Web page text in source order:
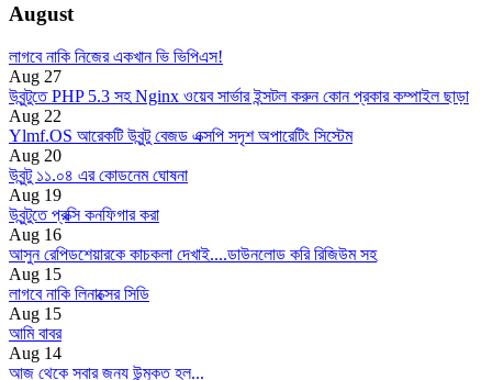
August
লাগবে নাকি নিজের একখান ভি ভিপিএস!
Aug 27
উবুন্টুতে PHP 5.3 সহ Nginx ওয়েব সার্ভার ইন্সটল করুন কোন প্রকার কম্পাইল ছাড়া
Aug 22
Ylmf.OS আরেকটি উবুন্টু বেজড এক্সপি সদৃশ অপারেটিং সিস্টেম
Aug 20
উবুন্টু ১১.০৪ এর কোডনেম ঘোষনা
Aug 19
উবুন্টুতে প্রক্সি কনফিগার করা
Aug 16
আসুন রেপিডশেয়ারকে কাচকলা দেখাই....ডাউনলোড করি রিজিউম সহ
Aug 15
লাগবে নাকি লিনাক্সের সিডি
Aug 15
আমি বাবর
Aug 14
আজ থেকে সবার জন্য উন্মুক্ত হল...